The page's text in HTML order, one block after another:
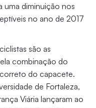
uma diminuição nos
no ano de 2017
são as
combinação do
do capacete.
de Fortaleza,
Viária lançaram ao